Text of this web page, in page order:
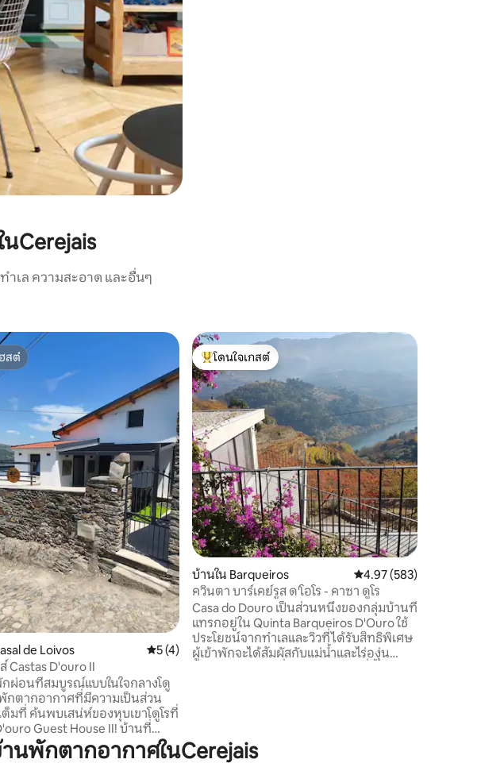
Cerejais
เล ความสะอาด และอื่นๆ
82 รีวิว
สต์
สต์
de Loivos คะแนนเฉลี่ย 5 จาก 5, 4 รีวิว
5 (4)
Castas D'ouro II
ผ่อนที่สมบูรณ์แบบในใจกลางโดู
พักตากอากาศที่มีความเป็นส่วน
ต็มที่ ค้นพบเสน่ห์ของหุบเขาโดูโรที่
Guest House II! บ้านที่
ห้องนอนรวมถึงห้องสวีท เหมาะ
อบครัว ด้วยห้องน้ำ 2 ห้อง ห้อง
โดนใจเกสต์ที่สุด
โดนใจเกสต์
บ้านใน Barqueiros คะแนนเฉลี่ย 4.97 จาก
4.97 (583)
ควินตา บาร์เคย์รูส ด'โอโร - คาซา ดูโร
Casa do Douro เป็นส่วนหนึ่งของกลุ่มบ้านที่
แทรกอยู่ใน Quinta Barqueiros D'Ouro ใช้
ประโยชน์จากทำเลและวิวที่ได้รับสิทธิพิเศษ
ผู้เข้าพักจะได้สัมผัสกับแม่น้ำและไร่องุ่น
สำหรับมื้ออาหารและวันดึก เยี่ยมชมฟาร์ม
Douro แบบดั้งเดิม!
พักตากอากาศในCerejais